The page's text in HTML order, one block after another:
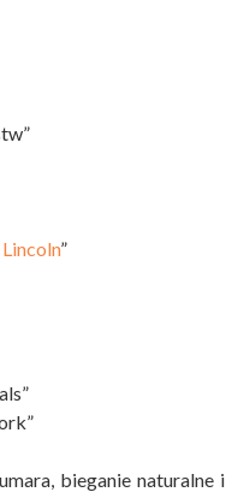
”
bieganie naturalne